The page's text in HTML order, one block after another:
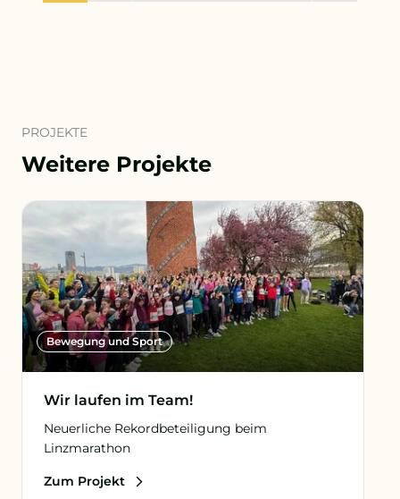
PROJEKTE
Weitere Projekte
Bewegung und Sport
Wir laufen im Team!
Neuerliche Rekordbeteiligung beim
Linzmarathon
Zum Projekt